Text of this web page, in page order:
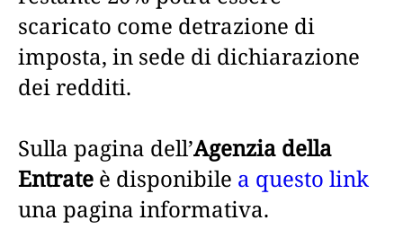
scaricato come detrazione di
imposta, in sede di dichiarazione
dei redditi.
Sulla pagina dell’Agenzia della
Entrate è disponibile a questo link
una pagina informativa.